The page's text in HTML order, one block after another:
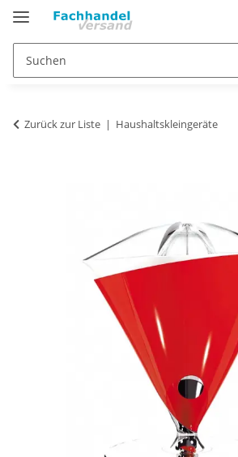
Zurück zur Liste Haushaltskleingeräte